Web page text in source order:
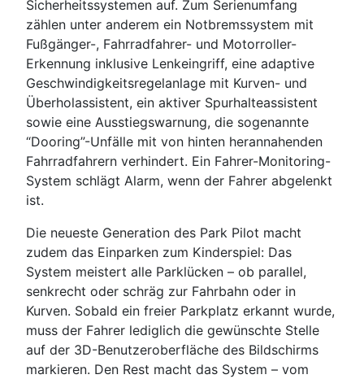
Sicherheitssystemen auf. Zum Serienumfang
zählen unter anderem ein Notbremssystem mit
Fußgänger-, Fahrradfahrer- und Motorroller-
Erkennung inklusive Lenkeingriff, eine adaptive
Geschwindigkeitsregelanlage mit Kurven- und
Überholassistent, ein aktiver Spurhalteassistent
sowie eine Ausstiegswarnung, die sogenannte
“Dooring”-Unfälle mit von hinten herannahenden
Fahrradfahrern verhindert. Ein Fahrer-Monitoring-
System schlägt Alarm, wenn der Fahrer abgelenkt
ist.
Die neueste Generation des Park Pilot macht
zudem das Einparken zum Kinderspiel: Das
System meistert alle Parklücken – ob parallel,
senkrecht oder schräg zur Fahrbahn oder in
Kurven. Sobald ein freier Parkplatz erkannt wurde,
muss der Fahrer lediglich die gewünschte Stelle
auf der 3D-Benutzeroberfläche des Bildschirms
markieren. Den Rest macht das System – vom